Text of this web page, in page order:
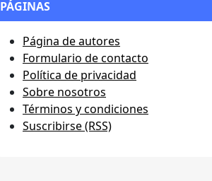
PÁGINAS
Página de autores
Formulario de contacto
Política de privacidad
Sobre nosotros
Términos y condiciones
Suscribirse (RSS)